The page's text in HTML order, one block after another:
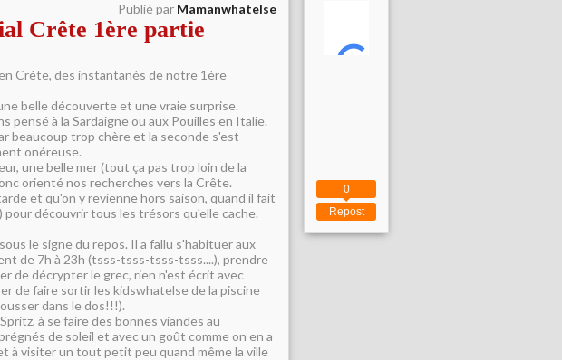
Publié par Mamanwhatelse
Crête 1ère partie
Crète, des instantanés de notre 1ère
belle découverte et une vraie surprise.
pensé à la Sardaigne ou aux Pouilles en Italie.
beaucoup trop chère et la seconde s'est
onéreuse.
une belle mer (tout ça pas trop loin de la
orienté nos recherches vers la Crête.
et qu'on y revienne hors saison, quand il fait
découvrir tous les trésors qu'elle cache.
le signe du repos. Il a fallu s'habituer aux
de 7h à 23h (tsss-tsss-tsss-tsss....), prendre
de décrypter le grec, rien n'est écrit avec
de faire sortir les kidswhatelse de la piscine
dans le dos!!!).
à se faire des bonnes viandes au
de soleil et avec un goût comme on en a
à visiter un tout petit peu quand même la ville
Repost
0